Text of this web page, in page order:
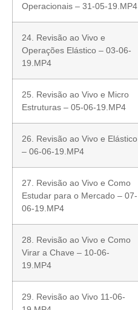
Operacionais – 31-05-19.MP4
24. Revisão ao Vivo e
Operações Elástico – 03-06-
19.MP4
25. Revisão ao Vivo e Micro
Estruturas – 05-06-19.MP4
26. Revisão ao Vivo e Elástico
– 06-06-19.MP4
27. Revisão ao Vivo e Como
Estudar para o Mercado – 07-
06-19.MP4
28. Revisão ao Vivo e Como
Virar a Chave – 10-06-
19.MP4
29. Revisão ao Vivo 11-06-